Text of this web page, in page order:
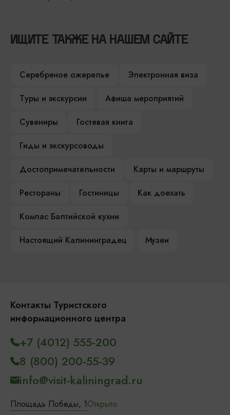
ИЩИТЕ ТАКЖЕ НА НАШЕМ САЙТЕ
Серебряное ожерелье
Электронная виза
Туры и экскурсии
Афиша мероприятий
Сувениры
Гостевая книга
Гиды и экскурсоводы
Достопримечательности
Карты и маршруты
Рестораны
Гостиницы
Как доехать
Компас Балтийской кухни
Настоящий Калининградец
Музеи
Контакты Туристского
информационного центра
Площадь Победы, 1Открыто
+7 (4012) 555-200
8 (800) 200-55-39
info@visit-kaliningrad.ru